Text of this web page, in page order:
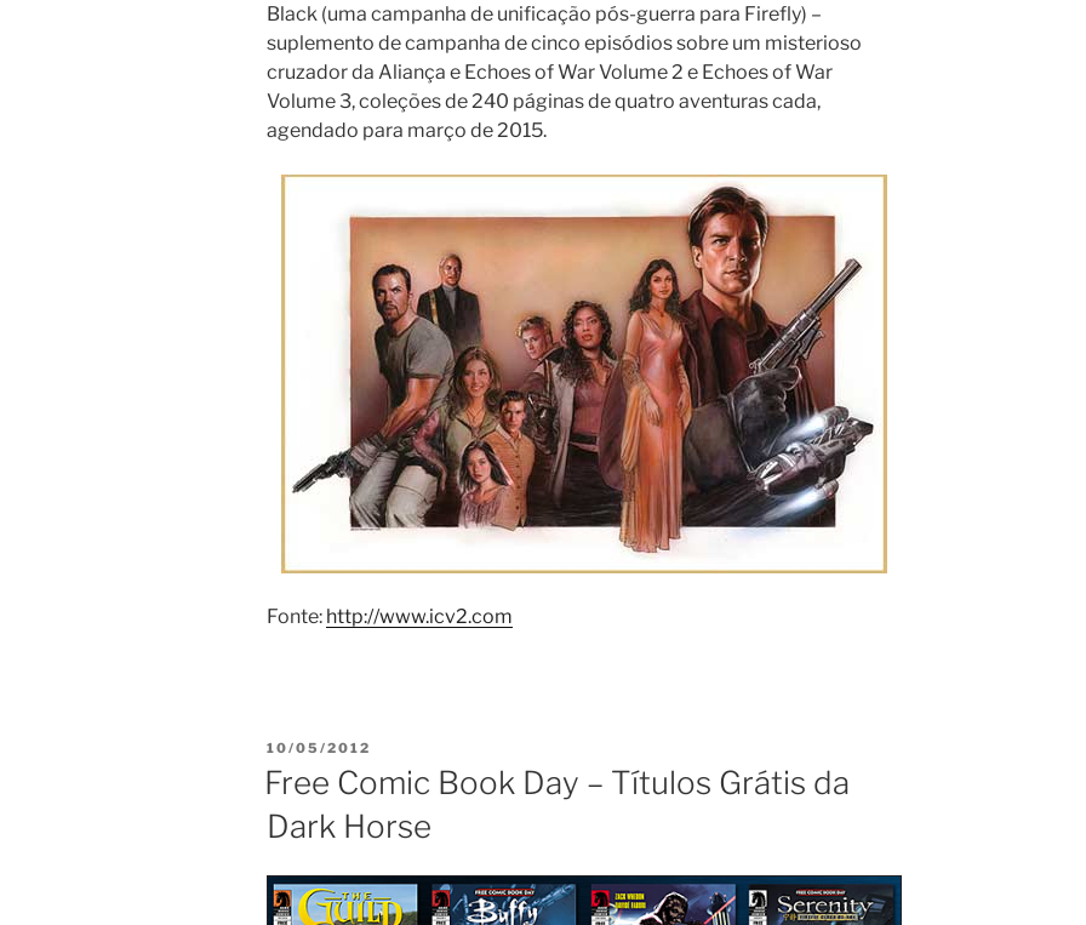
Black (uma campanha de unificação pós-guerra para Firefly) –
suplemento de campanha de cinco episódios sobre um misterioso
cruzador da Aliança e Echoes of War Volume 2 e Echoes of War
Volume 3, coleções de 240 páginas de quatro aventuras cada,
agendado para março de 2015.
Fonte: http://www.icv2.com
PUBLICADO
EM
10/05/2012
Free Comic Book Day – Títulos Grátis da
Dark Horse